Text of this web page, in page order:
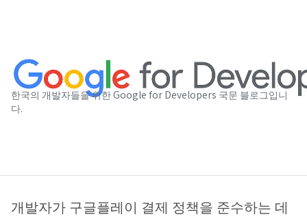
한국의 개발자들을 위한 Google for Developers 국문 블로그입니
다.
개발자가 구글플레이 결제 정책을 준수하는 데